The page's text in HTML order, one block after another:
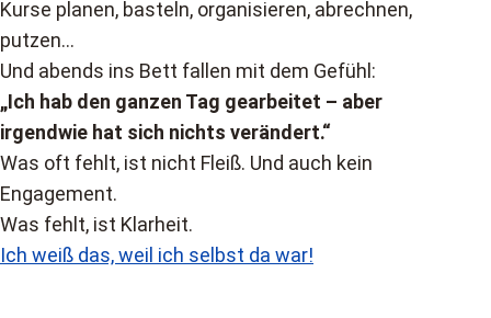
Kurse planen, basteln, organisieren, abrechnen,
putzen…
Und abends ins Bett fallen mit dem Gefühl:
„Ich hab den ganzen Tag gearbeitet – aber
irgendwie hat sich nichts verändert.“
Was oft fehlt, ist nicht Fleiß. Und auch kein
Engagement.
Was fehlt, ist Klarheit.
Ich weiß das, weil ich selbst da war!